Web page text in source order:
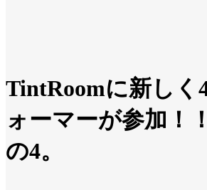
TintRoomに新しく
ォーマーが参加！
の4。